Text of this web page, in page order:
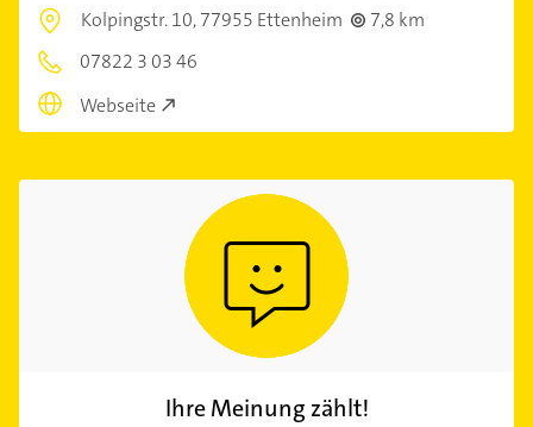
Kolpingstr. 10,77955 Ettenheim
7,8 km
07822 3 03 46
Webseite
Ihre Meinung zählt!